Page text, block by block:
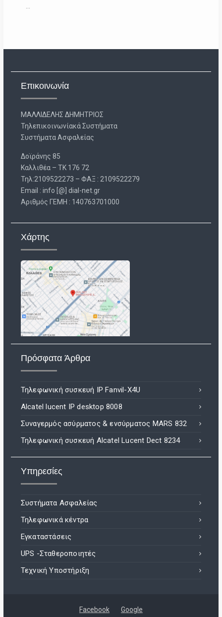
…
Επικοινωνία
ΜΑΛΛΙΔΕΛΗΣ ΔΗΜΗΤΡΙΟΣ
Τηλεπικοινωνίακά Συστήματα
Συστήματα Ασφαλείας
Δοϊράνης 85
Καλλιθέα – ΤΚ 176 72
Τηλ:2109522273 – ΦΑΞ : 2109522279
Email : info [@] dial-net.gr
Aριθμός ΓΕΜΗ : 140763701000
Χάρτης
Πρόσφατα Άρθρα
Τηλεφωνική συσκευή IP Fanvil-X4U
Alcatel lucent IP desktop 8008
Συναγερμός ασύρματος & ενσύρματος MARS 832
Τηλεφωνική συσκευή Alcatel Lucent Dect 8234
Υπηρεσίες
Συστήματα Ασφαλείας
Τηλεφωνικά κέντρα
Εγκαταστάσεις
UPS -Σταθεροποιητές
Τεχνική Υποστήριξη
Facebook Google